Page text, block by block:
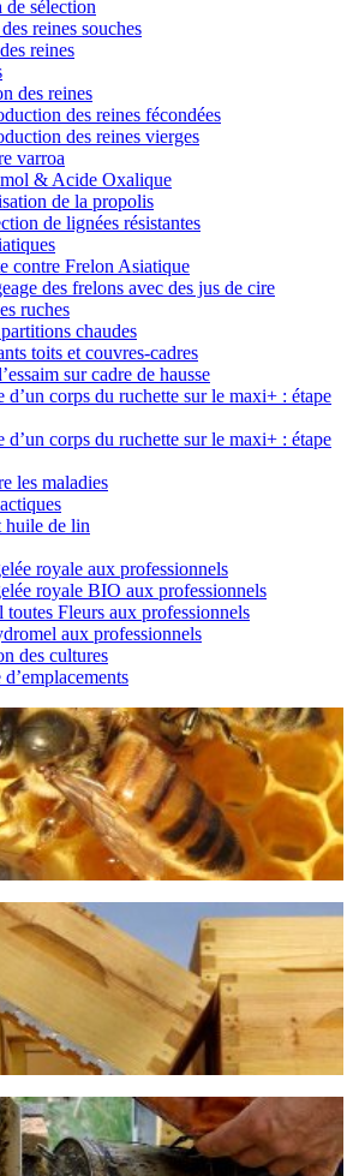
de sélection
reines souches
reines
des reines
des reines fécondées
des reines vierges
varroa
& Acide Oxalique
de la propolis
de lignées résistantes
contre Frelon Asiatique
des frelons avec des jus de cire
ruches
chaudes
toits et couvres-cadres
sur cadre de hausse
d’un corps du ruchette sur le maxi+ : étape
d’un corps du ruchette sur le maxi+ : étape
les maladies
huile de lin
royale aux professionnels
royale BIO aux professionnels
toutes Fleurs aux professionnels
aux professionnels
des cultures